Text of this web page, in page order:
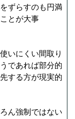
ずらすのも円満
とが大事
いにくい間取り
であれば部分的
する方が現実的
ん強制ではない